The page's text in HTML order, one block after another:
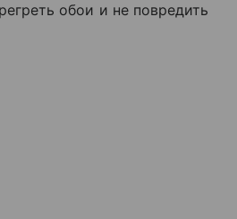
обои и не повредить